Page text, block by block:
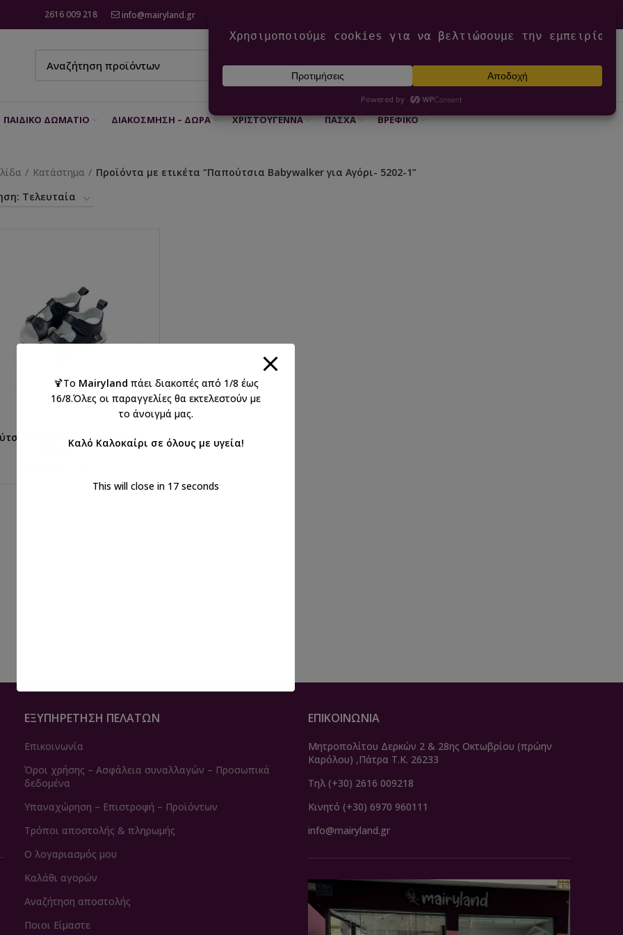
2616 009 218 info@mairyland.gr
ΕΊΣΟΔΟΣ / ΕΓΓΡΑΦΉ €0,00
ΠΑΙΔΙΚΌ ΔΩΜΆΤΙΟ ΔΙΑΚΌΣΜΗΣΗ – ΔΏΡΑ ΧΡΙΣΤΟΎΓΕΝΝΑ ΠΆΣΧΑ ΒΡΕΦΙΚΌ
Κατάστημα Προϊόντα με ετικέτα “Παπούτσια Babywalker για Αγόρι- 5202-1”
ΠΡΟΣΘΉΚΗ ΣΤΟ ΚΑΛΆΘΙ
Babywalker για Αγόρι-
5202-1
ΕΞΥΠΗΡΈΤΗΣΗ ΠΕΛΑΤΏΝ
Επικοινωνία
Όροι χρήσης – Ασφάλεια συναλλαγών – Προσωπικά
δεδομένα
Υπαναχώρηση – Επιστροφή – Προϊόντων
Τρόποι αποστολής & πληρωμής
Ο λογαριασμός μου
Καλάθι αγορών
Αναζήτηση αποστολής
Ποιοι Είμαστε
ΕΠΙΚΟΙΝΩΝΙΑ
Μητροπολίτου Δερκών 2 & 28ης Οκτωβρίου (πρώην
Καρόλου) ,Πάτρα Τ.Κ. 26233
Τηλ (+30) 2616 009218
Κινητό (+30) 6970 960111
info@mairyland.gr
🍹Το Mairyland πάει διακοπές από 1/8 έως
16/8.Όλες οι παραγγελίες θα εκτελεστούν με
το άνοιγμά μας.
Καλό Καλοκαίρι σε όλους με υγεία!
This will close in 16 seconds